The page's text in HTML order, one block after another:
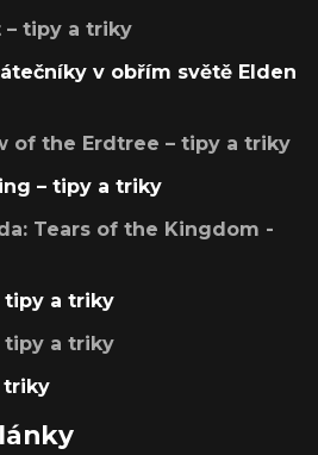
– tipy a triky
v obřím světě Elden
of the Erdtree – tipy a triky
– tipy a triky
Tears of the Kingdom -
tipy a triky
tipy a triky
triky